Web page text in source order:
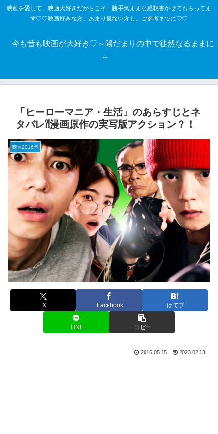
映画を愛して、映画大好きだからこそ！勝手気ままな感想書かせてもらってま
す♡♡映画好きな方、あまり観ない方も、ご参考までに♡♡
今も昔も映画が大好き♡～陽だまりの中で徒然なるままに
～
「ヒーローマニア・生活」のあらすじとネ
タバレ⁈漫画原作の実写版アクション？！
映画2016年
X Facebook はてブ
LINE コピー
2016.05.15 2023.02.13